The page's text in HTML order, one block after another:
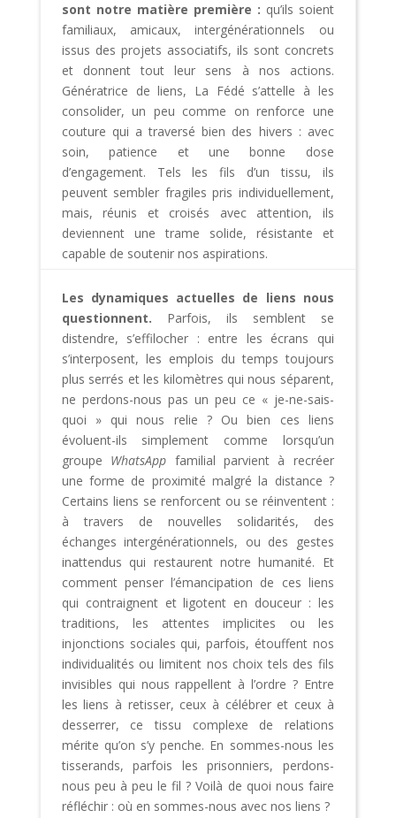
sont notre matière première : qu’ils soient
familiaux, amicaux, intergénérationnels ou
issus des projets associatifs, ils sont concrets
et donnent tout leur sens à nos actions.
Génératrice de liens, La Fédé s’attelle à les
consolider, un peu comme on renforce une
couture qui a traversé bien des hivers : avec
soin, patience et une bonne dose
d’engagement. Tels les fils d’un tissu, ils
peuvent sembler fragiles pris individuellement,
mais, réunis et croisés avec attention, ils
deviennent une trame solide, résistante et
capable de soutenir nos aspirations.
Les dynamiques actuelles de liens nous
questionnent. Parfois, ils semblent se
distendre, s’effilocher : entre les écrans qui
s’interposent, les emplois du temps toujours
plus serrés et les kilomètres qui nous séparent,
ne perdons-nous pas un peu ce « je-ne-sais-
quoi » qui nous relie ? Ou bien ces liens
évoluent-ils simplement comme lorsqu’un
groupe WhatsApp familial parvient à recréer
une forme de proximité malgré la distance ?
Certains liens se renforcent ou se réinventent :
à travers de nouvelles solidarités, des
échanges intergénérationnels, ou des gestes
inattendus qui restaurent notre humanité. Et
comment penser l’émancipation de ces liens
qui contraignent et ligotent en douceur : les
traditions, les attentes implicites ou les
injonctions sociales qui, parfois, étouffent nos
individualités ou limitent nos choix tels des fils
invisibles qui nous rappellent à l’ordre ? Entre
les liens à retisser, ceux à célébrer et ceux à
desserrer, ce tissu complexe de relations
mérite qu’on s’y penche. En sommes-nous les
tisserands, parfois les prisonniers, perdons-
nous peu à peu le fil ? Voilà de quoi nous faire
réfléchir : où en sommes-nous avec nos liens ?